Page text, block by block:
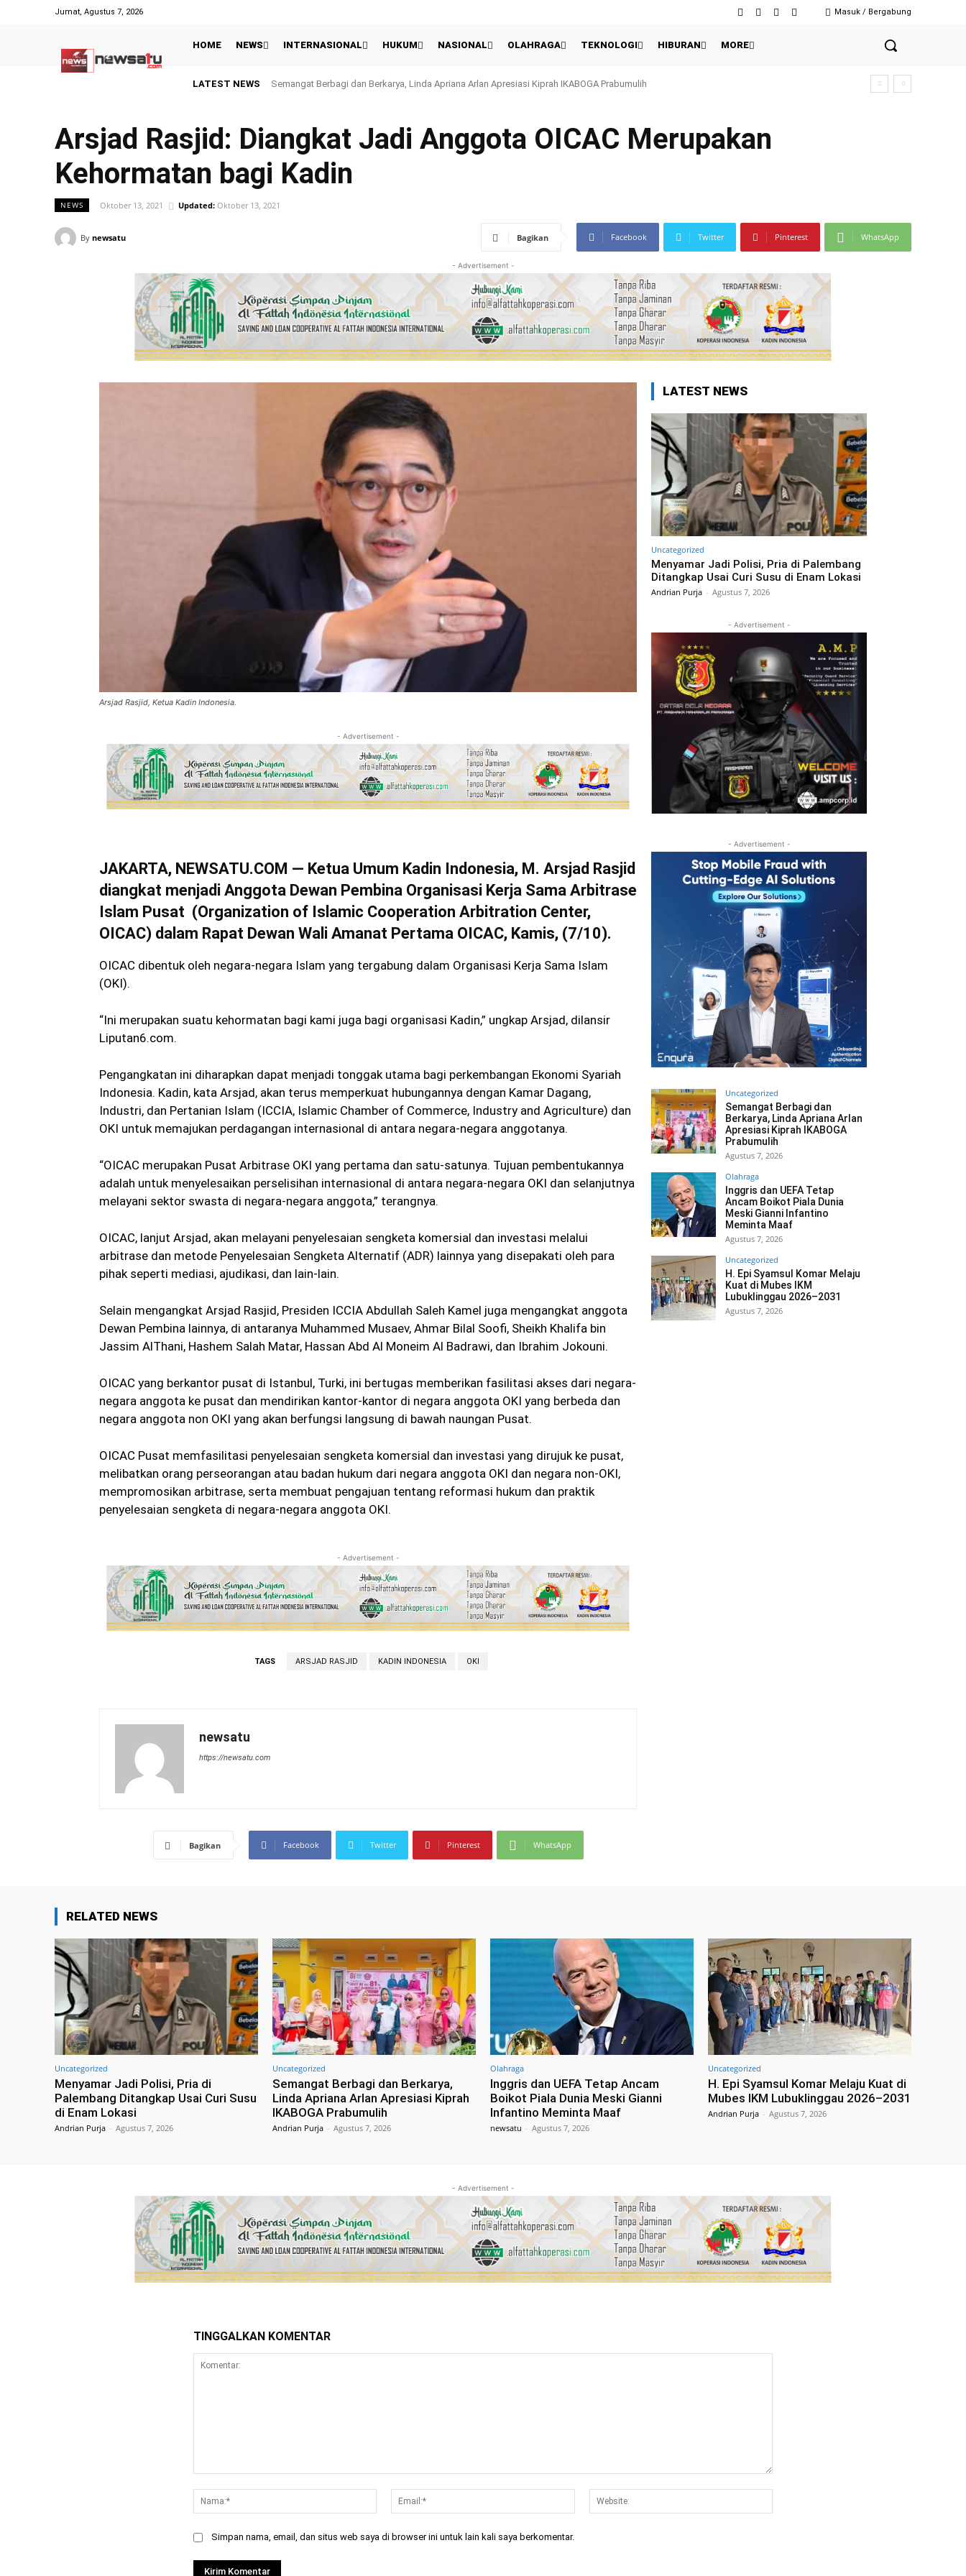
Jumat, Agustus 7, 2026 Masuk / Bergabung
HOME NEWS INTERNASIONAL HUKUM NASIONAL OLAHRAGA TEKNOLOGI HIBURAN MORE
LATEST NEWSSemangat Berbagi dan Berkarya, Linda Apriana Arlan Apresiasi Kiprah IKABOGA Prabumulih
Inggris dan UEFA Tetap Ancam Boikot Piala Dunia Meski Gianni Infantino Meminta Maaf
Arsjad Rasjid: Diangkat Jadi Anggota OICAC Merupakan
Kehormatan bagi Kadin
NEWS Oktober 13, 2021 Updated: Oktober 13, 2021
By newsatu Bagikan Facebook Twitter Pinterest WhatsApp
- Advertisement -
Arsjad Rasjid, Ketua Kadin Indonesia.
- Advertisement -
JAKARTA, NEWSATU.COM — Ketua Umum Kadin Indonesia, M. Arsjad Rasjid
diangkat menjadi Anggota Dewan Pembina Organisasi Kerja Sama Arbitrase
Islam Pusat (Organization of Islamic Cooperation Arbitration Center,
OICAC) dalam Rapat Dewan Wali Amanat Pertama OICAC, Kamis, (7/10).
OICAC dibentuk oleh negara-negara Islam yang tergabung dalam Organisasi Kerja Sama Islam
(OKI).
“Ini merupakan suatu kehormatan bagi kami juga bagi organisasi Kadin,” ungkap Arsjad, dilansir
Liputan6.com.
Pengangkatan ini diharapkan dapat menjadi tonggak utama bagi perkembangan Ekonomi Syariah
Indonesia. Kadin, kata Arsjad, akan terus memperkuat hubungannya dengan Kamar Dagang,
Industri, dan Pertanian Islam (ICCIA, Islamic Chamber of Commerce, Industry and Agriculture) dan
OKI untuk memajukan perdagangan internasional di antara negara-negara anggotanya.
“OICAC merupakan Pusat Arbitrase OKI yang pertama dan satu-satunya. Tujuan pembentukannya
adalah untuk menyelesaikan perselisihan internasional di antara negara-negara OKI dan selanjutnya
melayani sektor swasta di negara-negara anggota,” terangnya.
OICAC, lanjut Arsjad, akan melayani penyelesaian sengketa komersial dan investasi melalui
arbitrase dan metode Penyelesaian Sengketa Alternatif (ADR) lainnya yang disepakati oleh para
pihak seperti mediasi, ajudikasi, dan lain-lain.
Selain mengangkat Arsjad Rasjid, Presiden ICCIA Abdullah Saleh Kamel juga mengangkat anggota
Dewan Pembina lainnya, di antaranya Muhammed Musaev, Ahmar Bilal Soofi, Sheikh Khalifa bin
Jassim AlThani, Hashem Salah Matar, Hassan Abd Al Moneim Al Badrawi, dan Ibrahim Jokouni.
OICAC yang berkantor pusat di Istanbul, Turki, ini bertugas memberikan fasilitasi akses dari negara-
negara anggota ke pusat dan mendirikan kantor-kantor di negara anggota OKI yang berbeda dan
negara anggota non OKI yang akan berfungsi langsung di bawah naungan Pusat.
OICAC Pusat memfasilitasi penyelesaian sengketa komersial dan investasi yang dirujuk ke pusat,
melibatkan orang perseorangan atau badan hukum dari negara anggota OKI dan negara non-OKI,
mempromosikan arbitrase, serta membuat pengajuan tentang reformasi hukum dan praktik
penyelesaian sengketa di negara-negara anggota OKI.
- Advertisement -
TAGS ARSJAD RASJID KADIN INDONESIA OKI
newsatu
https://newsatu.com
Bagikan Facebook Twitter Pinterest WhatsApp
LATEST NEWS
Uncategorized
Menyamar Jadi Polisi, Pria di Palembang
Ditangkap Usai Curi Susu di Enam Lokasi
Andrian Purja - Agustus 7, 2026
- Advertisement -
- Advertisement -
Uncategorized
Semangat Berbagi dan
Berkarya, Linda Apriana Arlan
Apresiasi Kiprah IKABOGA
Prabumulih
Agustus 7, 2026
Olahraga
Inggris dan UEFA Tetap
Ancam Boikot Piala Dunia
Meski Gianni Infantino
Meminta Maaf
Agustus 7, 2026
Uncategorized
H. Epi Syamsul Komar Melaju
Kuat di Mubes IKM
Lubuklinggau 2026–2031
Agustus 7, 2026
RELATED NEWS
Uncategorized
Menyamar Jadi Polisi, Pria di
Palembang Ditangkap Usai Curi Susu
di Enam Lokasi
Andrian Purja - Agustus 7, 2026
Uncategorized
Semangat Berbagi dan Berkarya,
Linda Apriana Arlan Apresiasi Kiprah
IKABOGA Prabumulih
Andrian Purja - Agustus 7, 2026
Olahraga
Inggris dan UEFA Tetap Ancam
Boikot Piala Dunia Meski Gianni
Infantino Meminta Maaf
newsatu - Agustus 7, 2026
Uncategorized
H. Epi Syamsul Komar Melaju Kuat di
Mubes IKM Lubuklinggau 2026–2031
Andrian Purja - Agustus 7, 2026
- Advertisement -
TINGGALKAN KOMENTAR
Nama:*
Email:*
Simpan nama, email, dan situs web saya di browser ini untuk lain kali saya berkomentar.